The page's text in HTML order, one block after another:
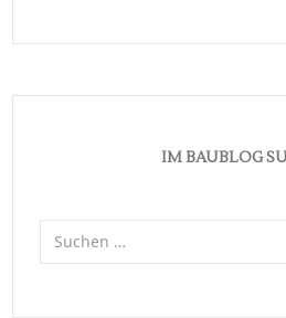
IM BAUBLOG
Suchen
nach: